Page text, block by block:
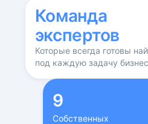
Команда
экспертов
Которые всегда готовы
под каждую задачу
9
Собственных